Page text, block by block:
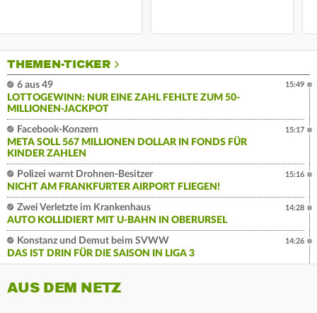
THEMEN-TICKER
6 aus 49
LOTTOGEWINN: NUR EINE ZAHL FEHLTE ZUM 50-
MILLIONEN-JACKPOT
15:49
Facebook-Konzern
META SOLL 567 MILLIONEN DOLLAR IN FONDS FÜR
KINDER ZAHLEN
15:17
Polizei warnt Drohnen-Besitzer
NICHT AM FRANKFURTER AIRPORT FLIEGEN!
15:16
Zwei Verletzte im Krankenhaus
AUTO KOLLIDIERT MIT U-BAHN IN OBERURSEL
14:28
Konstanz und Demut beim SVWW
DAS IST DRIN FÜR DIE SAISON IN LIGA 3
14:26
AUS DEM NETZ